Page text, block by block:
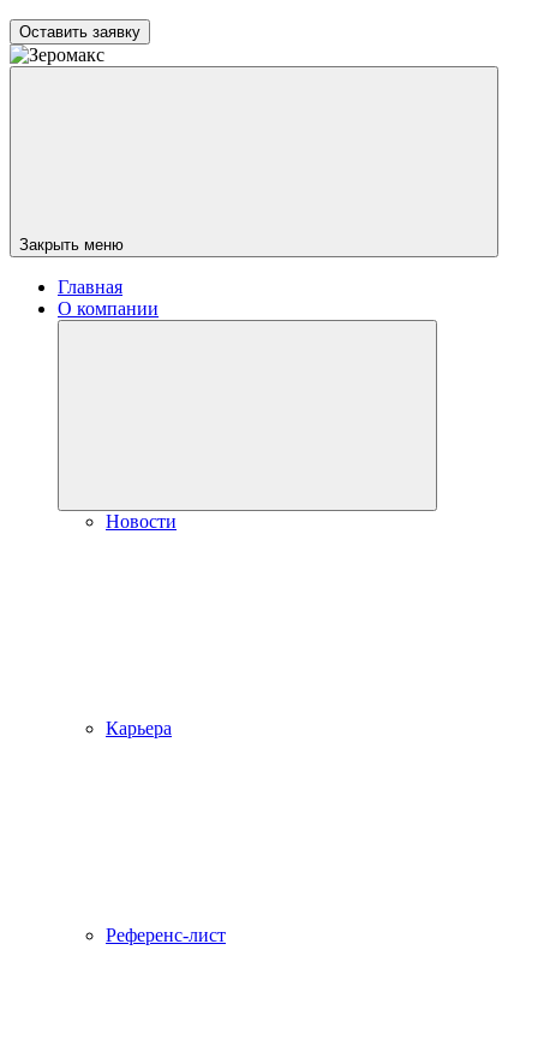
Оставить заявку
Закрыть меню
Главная
О компании
Новости
Карьера
Референс-лист